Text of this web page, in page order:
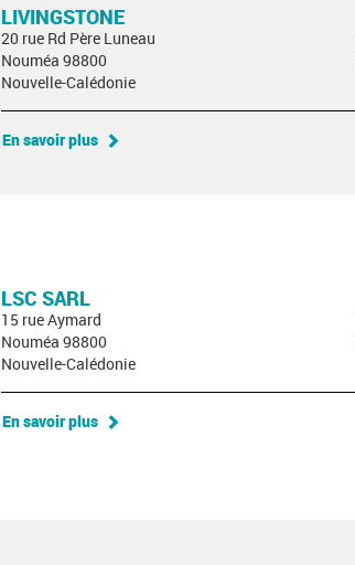
LIVINGSTONE
20 rue Rd Père Luneau
Nouméa 98800
Nouvelle-Calédonie
En savoir plus
LSC SARL
15 rue Aymard
Nouméa 98800
Nouvelle-Calédonie
En savoir plus